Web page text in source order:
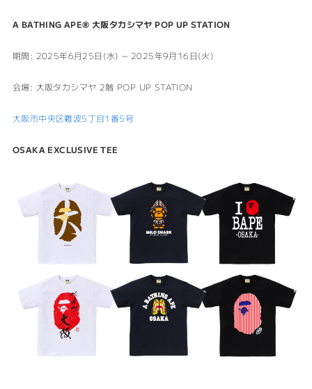
A BATHING APE®︎ 大阪タカシマヤ POP UP STATION
期間: 2025年6月25日(水) ~ 2025年9月16日(火)
会場: 大阪タカシマヤ 2階 POP UP STATION
大阪市中央区難波5丁目1番5号
OSAKA EXCLUSIVE TEE